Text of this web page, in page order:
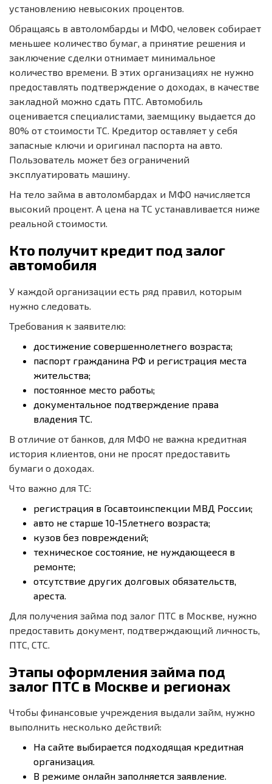
установлению невысоких процентов.
Обращаясь в автоломбарды и МФО, человек собирает
меньшее количество бумаг, а принятие решения и
заключение сделки отнимает минимальное
количество времени. В этих организациях не нужно
предоставлять подтверждение о доходах, в качестве
закладной можно сдать ПТС. Автомобиль
оценивается специалистами, заемщику выдается до
80% от стоимости ТС. Кредитор оставляет у себя
запасные ключи и оригинал паспорта на авто.
Пользователь может без ограничений
эксплуатировать машину.
На тело займа в автоломбардах и МФО начисляется
высокий процент. А цена на ТС устанавливается ниже
реальной стоимости.
Кто получит кредит под залог
автомобиля
У каждой организации есть ряд правил, которым
нужно следовать.
Требования к заявителю:
достижение совершеннолетнего возраста;
паспорт гражданина РФ и регистрация места
жительства;
постоянное место работы;
документальное подтверждение права
владения ТС.
В отличие от банков, для МФО не важна кредитная
история клиентов, они не просят предоставить
бумаги о доходах.
Что важно для ТС:
регистрация в Госавтоинспекции МВД России;
авто не старше 10-15летнего возраста;
кузов без повреждений;
техническое состояние, не нуждающееся в
ремонте;
отсутствие других долговых обязательств,
ареста.
Для получения займа под залог ПТС в Москве, нужно
предоставить документ, подтверждающий личность,
ПТС, СТС.
Этапы оформления займа под
залог ПТС в Москве и регионах
Чтобы финансовые учреждения выдали займ, нужно
выполнить несколько действий:
На сайте выбирается подходящая кредитная
организация.
В режиме онлайн заполняется заявление.